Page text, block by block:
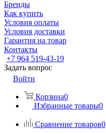
Бренды
Как купить
Условия оплаты
Условия доставки
Гарантия на товар
Контакты
+7 964 519-43-19
Задать вопрос
Войти
Корзина0
Избранные товары0
Сравнение товаров0